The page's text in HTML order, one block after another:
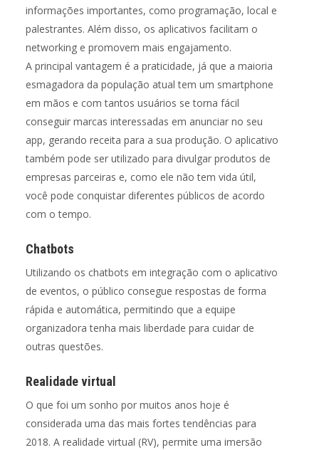
informações importantes, como programação, local e
palestrantes. Além disso, os aplicativos facilitam o
networking e promovem mais engajamento.
A principal vantagem é a praticidade, já que a maioria
esmagadora da população atual tem um smartphone
em mãos e com tantos usuários se torna fácil
conseguir marcas interessadas em anunciar no seu
app, gerando receita para a sua produção. O aplicativo
também pode ser utilizado para divulgar produtos de
empresas parceiras e, como ele não tem vida útil,
você pode conquistar diferentes públicos de acordo
com o tempo.
Chatbots
Utilizando os chatbots em integração com o aplicativo
de eventos, o público consegue respostas de forma
rápida e automática, permitindo que a equipe
organizadora tenha mais liberdade para cuidar de
outras questões.
Realidade virtual
O que foi um sonho por muitos anos hoje é
considerada uma das mais fortes tendências para
2018. A realidade virtual (RV), permite uma imersão